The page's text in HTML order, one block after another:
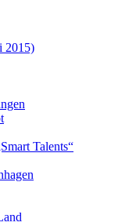
2015)
Talents“